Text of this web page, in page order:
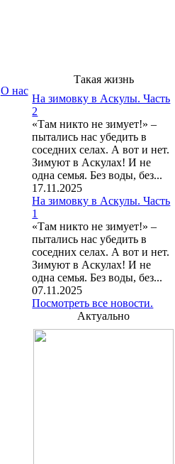
Такая жизнь
На зимовку в Аскулы. Часть
2
«Там никто не зимует!» –
пытались нас убедить в
соседних селах. А вот и нет.
Зимуют в Аскулах! И не
одна семья. Без воды, без...
17.11.2025
На зимовку в Аскулы. Часть
1
«Там никто не зимует!» –
пытались нас убедить в
соседних селах. А вот и нет.
Зимуют в Аскулах! И не
одна семья. Без воды, без...
07.11.2025
Посмотреть все новости.
Актуально
О нас